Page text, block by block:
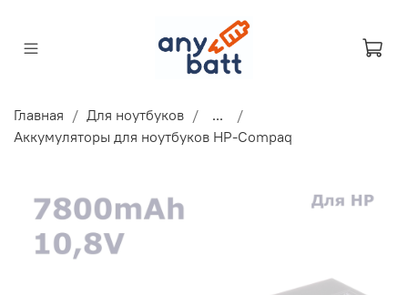
Главная Для ноутбуков
...
Аккумуляторы для ноутбуков HP-Compaq